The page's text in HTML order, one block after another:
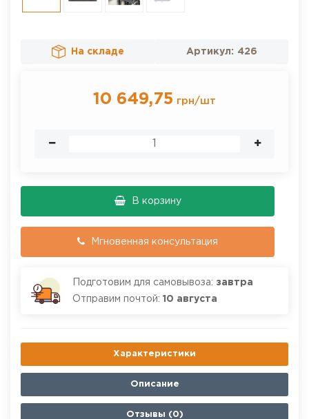
На складе Артикул: 426
10 649,75 грн/шт
В корзину
Мгновенная консультация
Подготовим для самовывоза: завтра
Отправим почтой: 10 августа
Характеристики
Описание
Отзывы (0)